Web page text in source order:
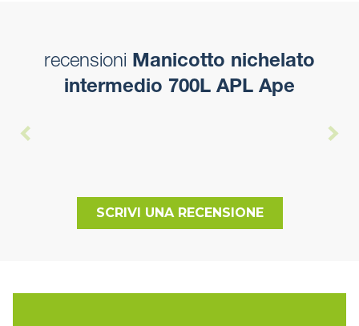
recensioni Manicotto nichelato
intermedio 700L APL Ape
SCRIVI UNA RECENSIONE